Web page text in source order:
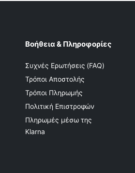
Βοήθεια & Πληροφορίες
Συχνές Ερωτήσεις (FAQ)
Τρόποι Αποστολής
Τρόποι Πληρωμής
Πολιτική Επιστροφών
Πληρωμές μέσω της
Klarna